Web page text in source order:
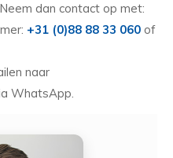
dan contact op met:
+31 (0)88 88 33 060 of
naar
WhatsApp.